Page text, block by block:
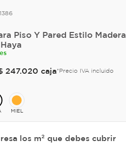
Piso Y Pared Estilo Madera
247.020 caja*Precio IVA incluido
MIEL
los m² que debes cubrir